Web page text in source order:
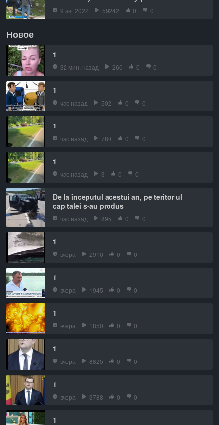
9 авг 2022 59242 0 0
Новое
1
32 мин. назад 260 0 0
1
час назад 502 0 0
1
час назад 780 0 0
1
час назад 3 0 0
De la începutul acestui an, pe teritoriul
capitalei s-au produs
час назад 895 0 0
1
вчера 2910 0 0
1
вчера 1945 0 0
1
вчера 1850 0 0
1
вчера 8825 0 0
1
вчера 3788 0 0
1